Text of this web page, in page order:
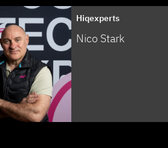
Hiqexperts
Nico Stark